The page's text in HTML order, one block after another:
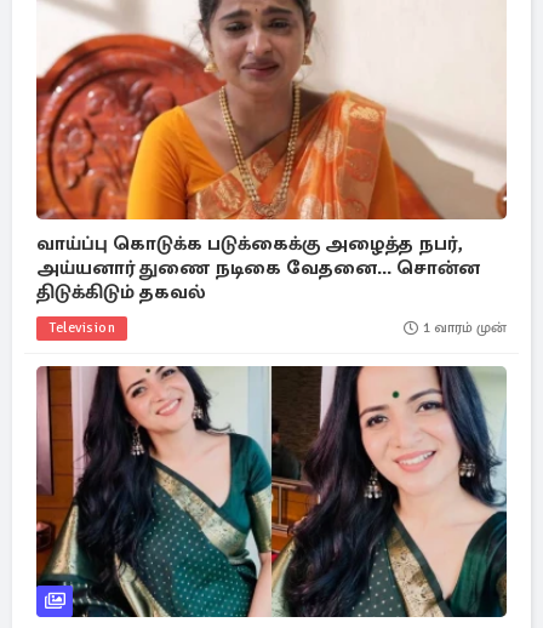
வாய்ப்பு கொடுக்க படுக்கைக்கு அழைத்த நபர்,
அய்யனார் துணை நடிகை வேதனை... சொன்ன
திடுக்கிடும் தகவல்
Television 1 வாரம் முன்